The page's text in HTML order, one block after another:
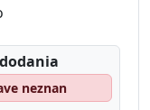
neznan